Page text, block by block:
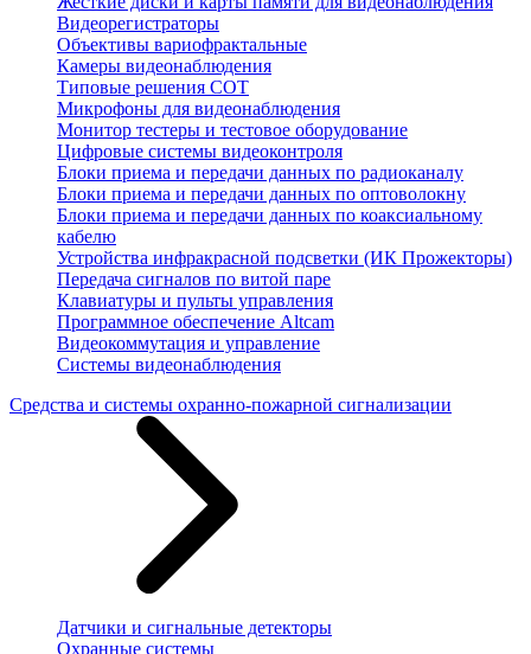
Видеорегистраторы
Объективы вариофрактальные
Камеры видеонаблюдения
Типовые решения СОТ
Микрофоны для видеонаблюдения
Монитор тестеры и тестовое оборудование
Цифровые системы видеоконтроля
Блоки приема и передачи данных по радиоканалу
Блоки приема и передачи данных по оптоволокну
Блоки приема и передачи данных по коаксиальному
кабелю
Устройства инфракрасной подсветки (ИК Прожекторы)
Передача сигналов по витой паре
Клавиатуры и пульты управления
Программное обеспечение Altcam
Видеокоммутация и управление
Системы видеонаблюдения
Средства и системы охранно-пожарной сигнализации
Датчики и сигнальные детекторы
Охранные системы